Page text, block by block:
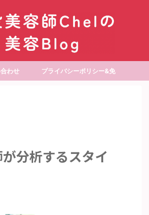
わせ プライバシーポリシー&免
分析するスタイ